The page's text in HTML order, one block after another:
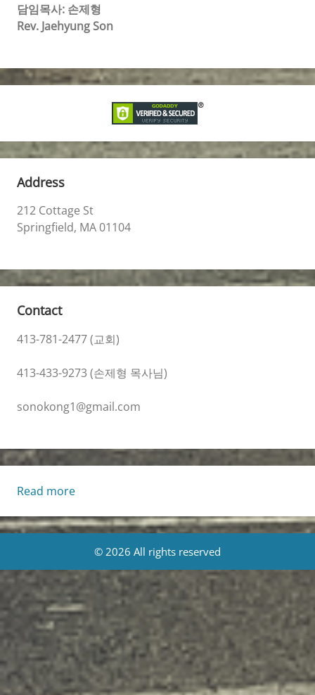
담임목사: 손제형
Rev. Jaehyung Son
Address
212 Cottage St
Springfield, MA 01104
Contact
413-781-2477 (교회)
413-433-9273 (손제형 목사님)
sonokong1@gmail.com
Read more:
Life
7/15/2025]
© 2026 All rights reserved